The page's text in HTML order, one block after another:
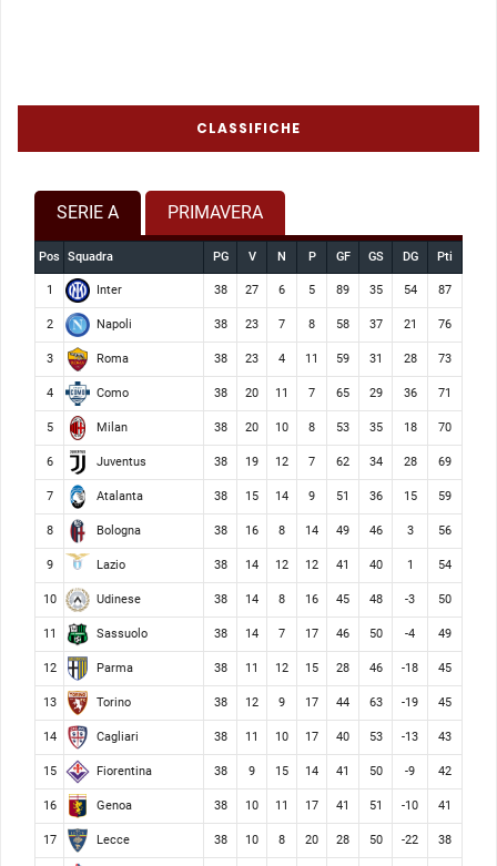
CLASSIFICHE
SERIE A PRIMAVERA
Pos Squadra PG V N P GF GS DG Pti
1 Inter 38 27 6 5 89 35 54 87
2 Napoli 38 23 7 8 58 37 21 76
3 Roma 38 23 4 11 59 31 28 73
4 Como 38 20 11 7 65 29 36 71
5 Milan 38 20 10 8 53 35 18 70
6 Juventus 38 19 12 7 62 34 28 69
7 Atalanta 38 15 14 9 51 36 15 59
8 Bologna 38 16 8 14 49 46 3 56
9 Lazio 38 14 12 12 41 40 1 54
10 Udinese 38 14 8 16 45 48 -3 50
11 Sassuolo 38 14 7 17 46 50 -4 49
12 Parma 38 11 12 15 28 46 -18 45
13 Torino 38 12 9 17 44 63 -19 45
14 Cagliari 38 11 10 17 40 53 -13 43
15 Fiorentina 38 9 15 14 41 50 -9 42
16 Genoa 38 10 11 17 41 51 -10 41
17 Lecce 38 10 8 20 28 50 -22 38